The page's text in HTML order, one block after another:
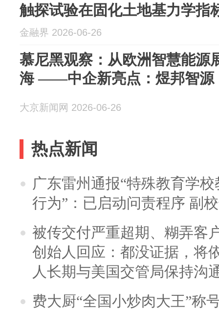
触探试验在固化土地基力学指
算关系的空白
金融界 2026-06-26
慕尼黑观察：从欧洲智慧能源
海 ——中企新亮点：煜邦智源
大京新闻网 2026-06-26
热点新闻
广东雷州通报“特殊教育学
行为”：已启动问责程序 副
被传交付严重超期、糊弄客
创始人回应：都没证据，将
人长期与美国交管局保持沟
费大厨“全国小炒肉大王”称